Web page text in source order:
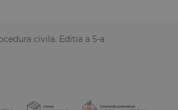
civila. Editia a 5-a